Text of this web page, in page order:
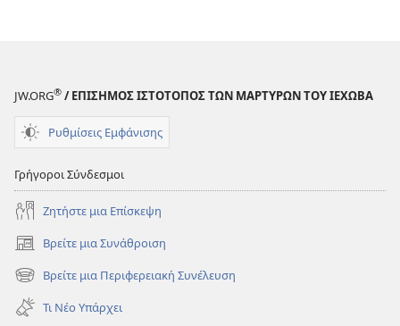
JW.ORG® / ΕΠΙΣΗΜΟΣ ΙΣΤΟΤΟΠΟΣ ΤΩΝ ΜΑΡΤΥΡΩΝ ΤΟΥ ΙΕΧΩΒΑ
Ρυθμίσεις Εμφάνισης
Γρήγοροι Σύνδεσμοι
Ζητήστε μια Επίσκεψη
Βρείτε μια Συνάθροιση
(ανοίγει
νέο
παράθυρο)
Βρείτε μια Περιφερειακή Συνέλευση
(ανοίγει
νέο
παράθυρο)
Τι Νέο Υπάρχει